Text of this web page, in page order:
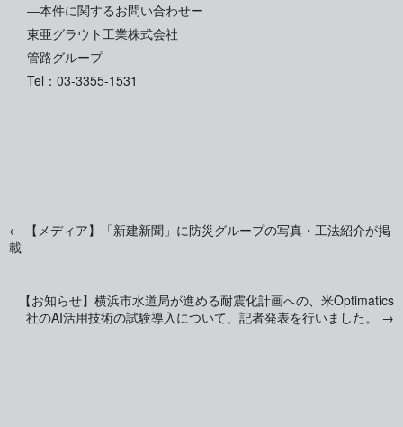
―本件に関するお問い合わせー
東亜グラウト工業株式会社
管路グループ
Tel：03-3355-1531
投
稿
← 【メディア】「新建新聞」に防災グループの写真・工法紹介が掲
載
【お知らせ】横浜市水道局が進める耐震化計画への、米Optimatics
社のAI活用技術の試験導入について、記者発表を行いました。 →